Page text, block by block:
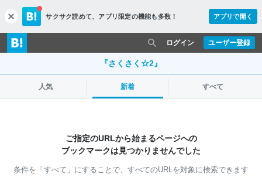
c
l
o
s
サクサク読めて、 アプリ限定の機能も多数！ アプリで開く
ユーザー登録
ログイン
『さくさく☆2』
人気 新着 すべて
ご指定のURLから始まるページへの
ブックマークは見つかりませんでした
条件を「すべて」にすることで、 すべてのURLを対象に検索できます